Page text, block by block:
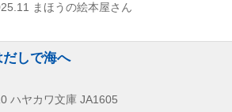
まほうの絵本屋さん
しで海へ
ハヤカワ文庫 JA1605